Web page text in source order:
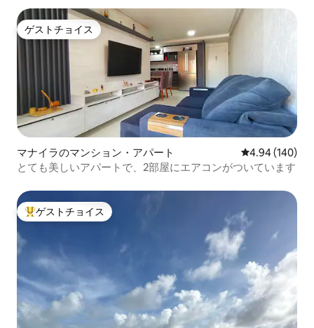
ゲストチョイス
ゲストチョイス
マナイラのマンション・アパート レビュー140
4.94 (140)
とても美しいアパートで、2部屋にエアコンがついています
大好評のゲストチョイスです。
ゲストチョイス